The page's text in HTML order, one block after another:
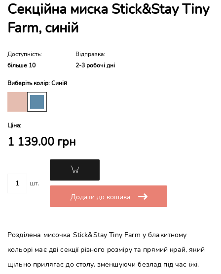
Секційна миска Stick&Stay Tiny
Farm, синій
Доступність:
більше 10
Відправка:
2-3 робочі дні
Виберіть колір: Синій
Ціна:
1 139.00 грн
шт.
Додати до кошика
Розділена мисочка Stick&Stay Tiny Farm у блакитному
кольорі має дві секції різного розміру та прямий край, який
щільно прилягає до столу, зменшуючи безлад під час їжі.